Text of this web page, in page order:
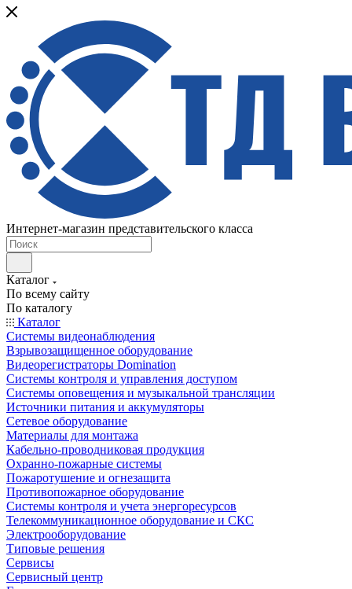
Интернет-магазин представительского класса
Каталог
По всему сайту
По каталогу
Каталог
Системы видеонаблюдения
Взрывозащищенное оборудование
Видеорегистраторы Domination
Системы контроля и управления доступом
Системы оповещения и музыкальной трансляции
Источники питания и аккумуляторы
Сетевое оборудование
Материалы для монтажа
Кабельно-проводниковая продукция
Охранно-пожарные системы
Пожаротушение и огнезащита
Противопожарное оборудование
Системы контроля и учета энергоресурсов
Телекоммуникационное оборудование и СКС
Электрооборудование
Типовые решения
Сервисы
Сервисный центр